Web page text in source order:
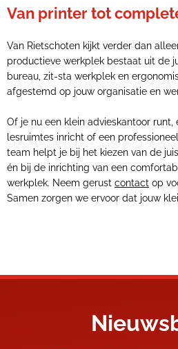
Van printer tot
Van Rietschoten kijkt verder dan
productieve werkplek bestaat uit de
bureau, zit-sta werkplek en
afgestemd op jouw organisatie en
Of je nu een klein advieskantoor runt,
lesruimtes inricht of een
team helpt je bij het kiezen van de
én bij de inrichting van een
werkplek. Neem gerust contact op
Samen zorgen we ervoor dat jouw